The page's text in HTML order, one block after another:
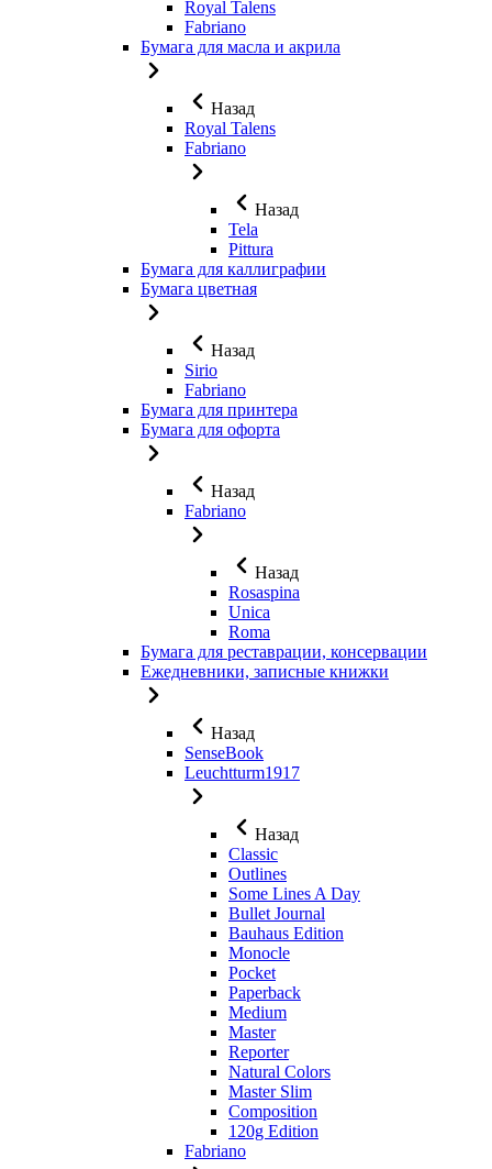
Royal Talens
Fabriano
Бумага для масла и акрила
Назад
Royal Talens
Fabriano
Назад
Tela
Pittura
Бумага для каллиграфии
Бумага цветная
Назад
Sirio
Fabriano
Бумага для принтера
Бумага для офорта
Назад
Fabriano
Назад
Rosaspina
Unica
Roma
Бумага для реставрации, консервации
Ежедневники, записные книжки
Назад
SenseBook
Leuchtturm1917
Назад
Classic
Outlines
Some Lines A Day
Bullet Journal
Bauhaus Edition
Monocle
Pocket
Paperback
Medium
Master
Reporter
Natural Colors
Master Slim
Composition
120g Edition
Fabriano